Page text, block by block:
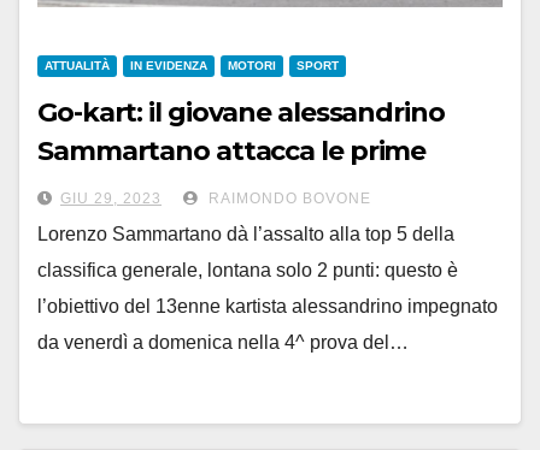
ATTUALITÀ IN EVIDENZA MOTORI SPORT
Go-kart: il giovane alessandrino
Sammartano attacca le prime
posizioni in classifica
GIU 29, 2023 RAIMONDO BOVONE
Lorenzo Sammartano dà l’assalto alla top 5 della
classifica generale, lontana solo 2 punti: questo è
l’obiettivo del 13enne kartista alessandrino impegnato
da venerdì a domenica nella 4^ prova del…